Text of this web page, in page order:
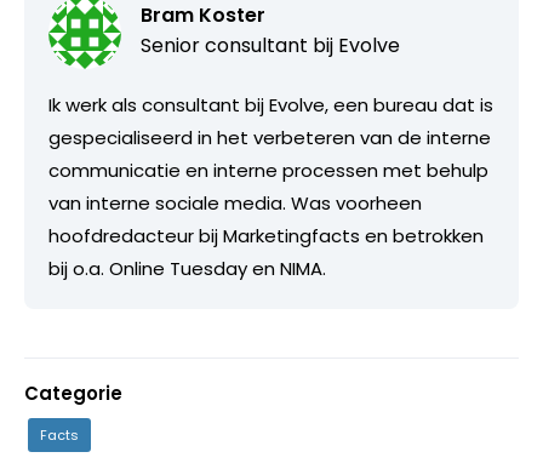
Bram Koster
Senior consultant bij Evolve
Ik werk als consultant bij Evolve, een bureau dat is
gespecialiseerd in het verbeteren van de interne
communicatie en interne processen met behulp
van interne sociale media. Was voorheen
hoofdredacteur bij Marketingfacts en betrokken
bij o.a. Online Tuesday en NIMA.
Categorie
Facts